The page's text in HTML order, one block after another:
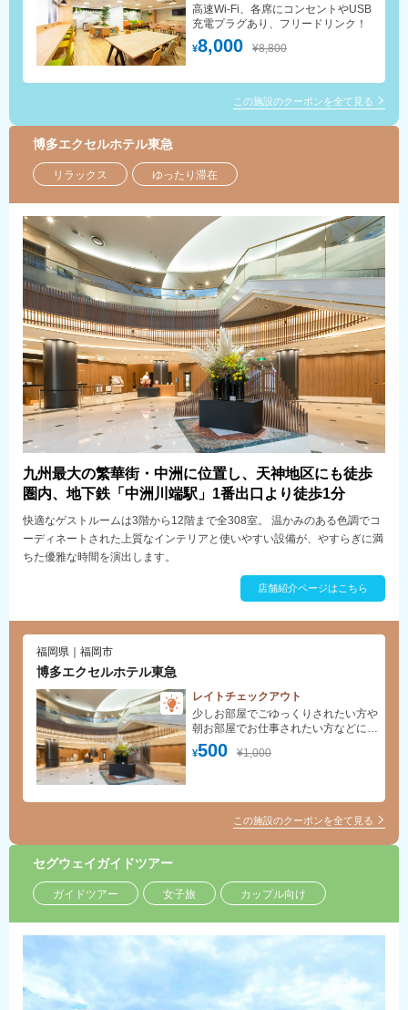
¥8,000 ¥8,800
高速Wi-Fi、各席にコンセントやUSB
充電プラグあり、フリードリンク！
この施設のクーポンを全て見る
博多エクセルホテル東急
リラックス ゆったり滞在
九州最大の繁華街・中洲に位置し、天神地区にも徒歩
圏内、地下鉄「中洲川端駅」1番出口より徒歩1分
快適なゲストルームは3階から12階まで全308室。 温かみのある色調でコ
ーディネートされた上質なインテリアと使いやすい設備が、やすらぎに満
ちた優雅な時間を演出します。
店舗紹介ページはこちら
福岡県｜福岡市
博多エクセルホテル東急
レイトチェックアウト
¥500 ¥1,000
少しお部屋でごゆっくりされたい方や
朝お部屋でお仕事されたい方などには
ピッタリ！
この施設のクーポンを全て見る
セグウェイガイドツアー
ガイドツアー 女子旅 カップル向け